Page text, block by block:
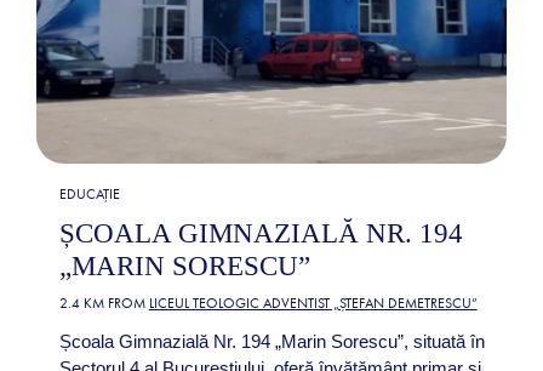
EDUCAȚIE
ȘCOALA GIMNAZIALĂ NR. 194
„MARIN SORESCU”
2.4 KM FROM LICEUL TEOLOGIC ADVENTIST „ȘTEFAN DEMETRESCU”
Școala Gimnazială Nr. 194 „Marin Sorescu”, situată în